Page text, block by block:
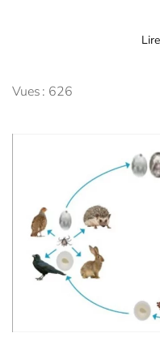
Vues : 626